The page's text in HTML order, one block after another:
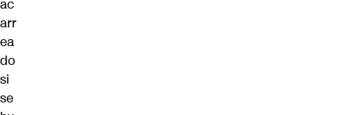
ac
arr
ea
do
si
se